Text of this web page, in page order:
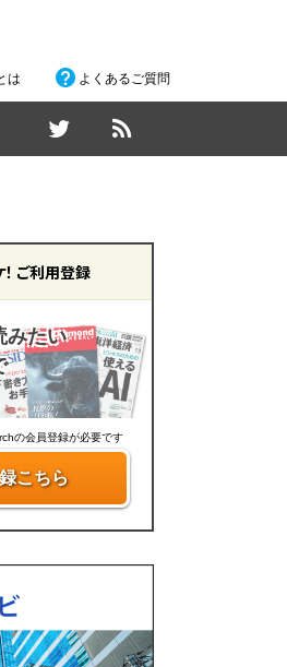
は よくあるご質問
ご利用登録
みたい
の会員登録が必要です
こちら